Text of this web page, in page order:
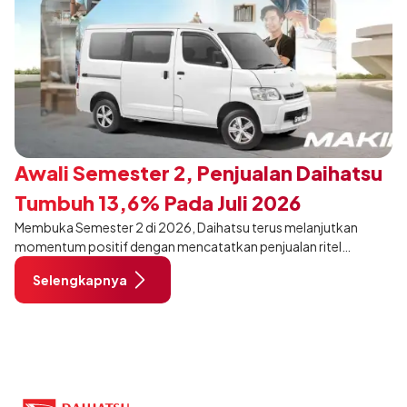
Awali Semester 2, Penjualan Daihatsu
Tumbuh 13,6% Pada Juli 2026
Membuka Semester 2 di 2026, Daihatsu terus melanjutkan
momentum positif dengan mencatatkan penjualan ritel
sebanyak 12.750 unit pada Juli 2026. Capaian tersebut tumbuh
13,6% dibandingkan periode yang sama tahun lalu sebanyak
11.220 unit, dan tetap stabil dibandingkan bulan Juni 2026 lalu.
Selengkapnya